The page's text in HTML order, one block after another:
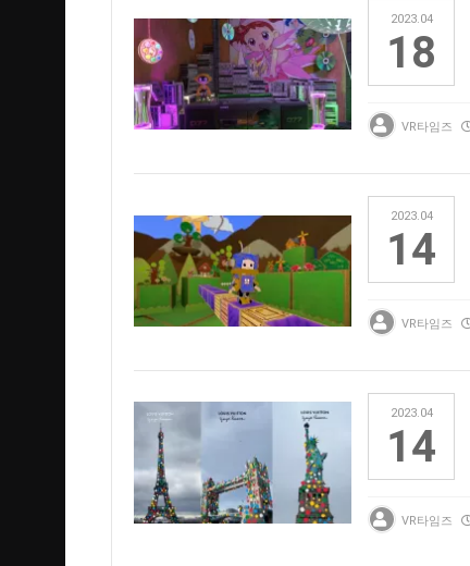
2023.04
18
VR타임즈
2023.04
14
VR타임즈
2023.04
14
VR타임즈